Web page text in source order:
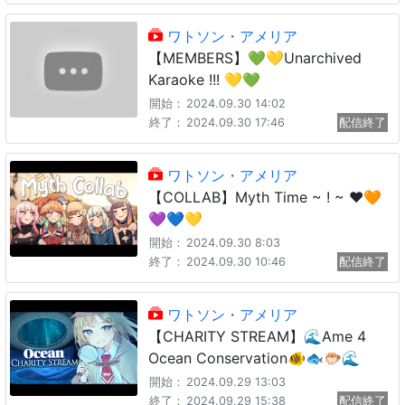
ワトソン・アメリア
【MEMBERS】💚💛Unarchived
Karaoke !!! 💛💚
開始： 2024.09.30 14:02
終了： 2024.09.30 17:46 配信終了
ワトソン・アメリア
【COLLAB】Myth Time ~ ! ~ ❤️🧡
💜💙💛
開始： 2024.09.30 8:03
終了： 2024.09.30 10:46 配信終了
ワトソン・アメリア
【CHARITY STREAM】🌊Ame 4
Ocean Conservation🐠🐟🐡🌊
開始： 2024.09.29 13:03
終了： 2024.09.29 15:38 配信終了